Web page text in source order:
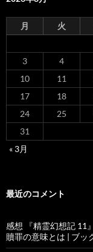
月 火
3
4
10
11
17
18
24
25
31
« 3月
最近のコメント
感想 『精霊幻想記 11
贖罪の意味とは | ブッ